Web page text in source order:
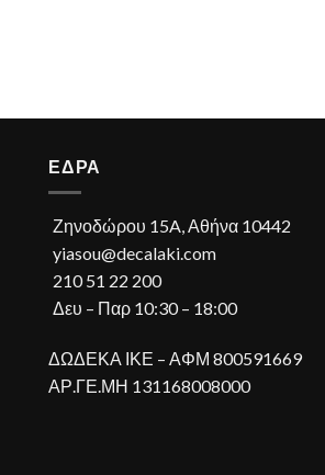
ΕΔΡΑ
Ζηνοδώρου 15A, Αθήνα 10442
yiasou@decalaki.com
210 51 22 200
Δευ – Παρ 10:30 – 18:00
ΔΩΔΕΚΑ ΙΚΕ – ΑΦΜ 800591669
ΑΡ.ΓΕ.ΜΗ 131168008000